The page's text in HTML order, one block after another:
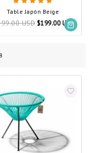
Table Japón Beige
USD $199.00 USD